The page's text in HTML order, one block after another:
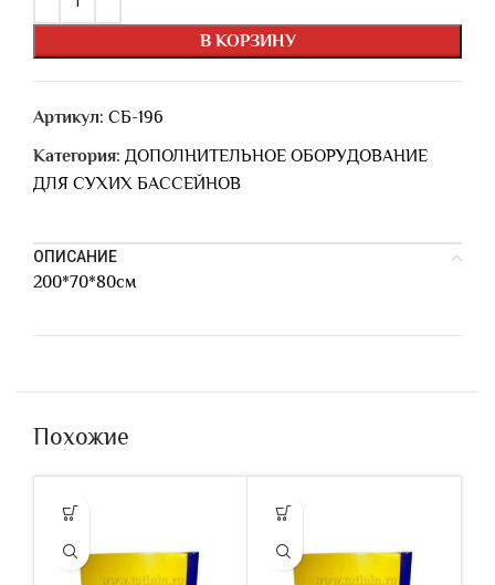
В КОРЗИНУ
Артикул: СБ-196
Категория: ДОПОЛНИТЕЛЬНОЕ ОБОРУДОВАНИЕ
ДЛЯ СУХИХ БАССЕЙНОВ
ОПИСАНИЕ
200*70*80см
Похожие